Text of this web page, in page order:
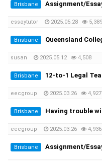
Brisbane Assignment/Essay/Exam/Online-
essaytutor 2025.05.28 5,389
Brisbane Queensland
susan 2025.05.12 4,508
Brisbane 12-to-1 Legal Team to
eecgroup 2025.03.26 4,927
Brisbane Having trouble with your
eecgroup 2025.03.26 4,936
Brisbane Assignment/Essay/Exam/